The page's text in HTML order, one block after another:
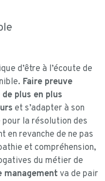
d’être à l’écoute de
Faire preuve
plus en plus
et s’adapter à son
la résolution des
en revanche de ne pas
et compréhension,
du métier de
management va de pair